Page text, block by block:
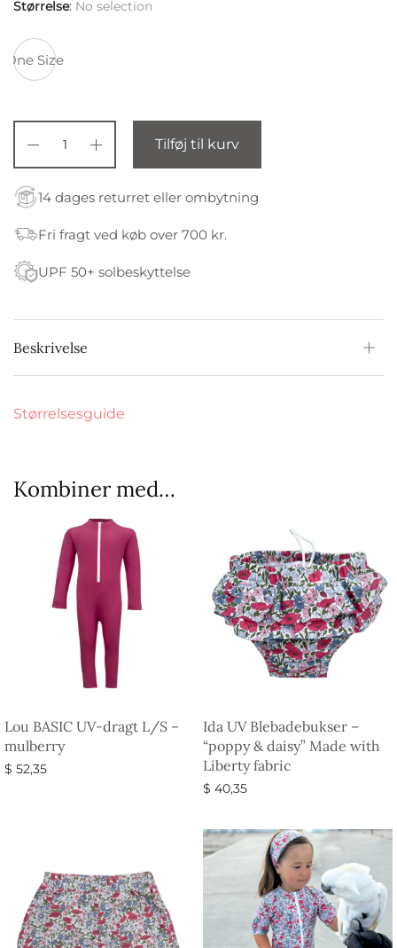
Størrelse: No selection
One Size
Tilføj til kurv
14 dages returret eller ombytning
Fri fragt ved køb over 700 kr.
UPF 50+ solbeskyttelse
Beskrivelse
Størrelsesguide
Kombiner med…
Lou BASIC UV-dragt L/S –
mulberry
$ 52,35
Ida UV Blebadebukser –
“poppy & daisy” Made with
Liberty fabric
$ 40,35